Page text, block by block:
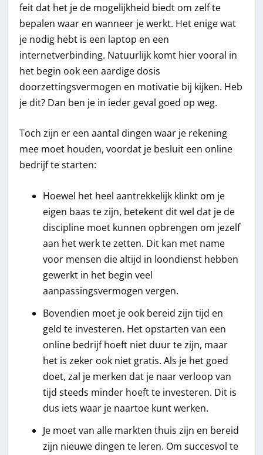
feit dat het je de mogelijkheid biedt om zelf te
bepalen waar en wanneer je werkt. Het enige wat
je nodig hebt is een laptop en een
internetverbinding. Natuurlijk komt hier vooral in
het begin ook een aardige dosis
doorzettingsvermogen en motivatie bij kijken. Heb
je dit? Dan ben je in ieder geval goed op weg.
Toch zijn er een aantal dingen waar je rekening
mee moet houden, voordat je besluit een online
bedrijf te starten:
Hoewel het heel aantrekkelijk klinkt om je
eigen baas te zijn, betekent dit wel dat je de
discipline moet kunnen opbrengen om jezelf
aan het werk te zetten. Dit kan met name
voor mensen die altijd in loondienst hebben
gewerkt in het begin veel
aanpassingsvermogen vergen.
Bovendien moet je ook bereid zijn tijd en
geld te investeren. Het opstarten van een
online bedrijf hoeft niet duur te zijn, maar
het is zeker ook niet gratis. Als je het goed
doet, zal je merken dat je naar verloop van
tijd steeds minder hoeft te investeren. Dit is
dus iets waar je naartoe kunt werken.
Je moet van alle markten thuis zijn en bereid
zijn nieuwe dingen te leren. Om succesvol te